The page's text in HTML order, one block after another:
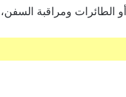
أو الطائرات ومراقبة